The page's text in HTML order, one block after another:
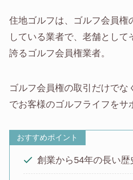
住地ゴルフは、ゴルフ会員権
している業者で、老舗として
誇るゴルフ会員権業者。
ゴルフ会員権の取引だけでな
でお客様のゴルフライフをサ
おすすめポイント
創業から54年の長い歴